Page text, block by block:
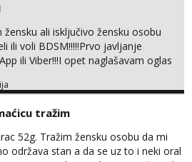
jer mi je ovo samo povremena
Ulovi me, uživati ćeš 😉 Moje slike
san još bolja, bez neugodnih izn...
žensku ali isključivo žensku osobu
ili voli BDSM!!!!!Prvo javljanje
ili Viber!!!I opet naglašavam oglas
se javljati!!!!!
tražim
52g. Tražim žensku osobu da mi
održava stan a da se uz to i neki oral